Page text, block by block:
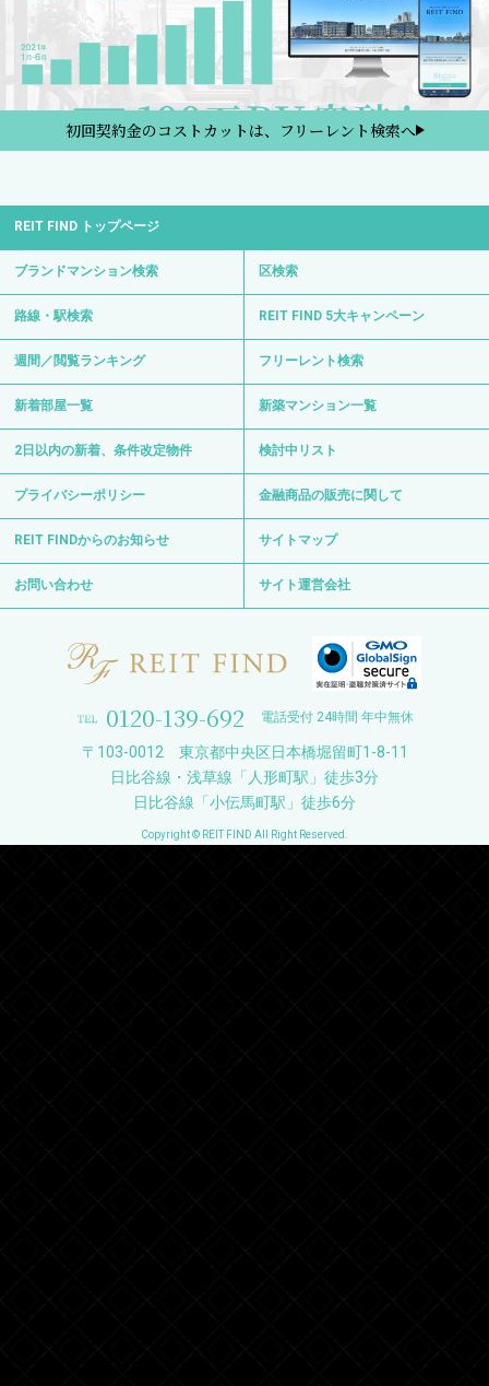
初回契約金のコストカットは、フリーレント検索へ
REIT FIND トップページ
ブランドマンション検索 区検索
路線・駅検索 REIT FIND 5大キャンペーン
週間／閲覧ランキング フリーレント検索
新着部屋一覧 新築マンション一覧
2日以内の新着、条件改定物件 検討中リスト
プライバシーポリシー 金融商品の販売に関して
REIT FINDからのお知らせ サイトマップ
お問い合わせ サイト運営会社
0120-139-692 電話受付 24時間 年中無休
〒103-0012 東京都中央区日本橋堀留町1-8-11
日比谷線・浅草線「人形町駅」徒歩3分
日比谷線「小伝馬町駅」徒歩6分
Copyright © REIT FIND All Right Reserved.